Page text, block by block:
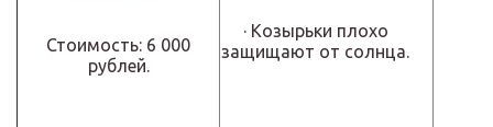
Стоимость: 6 000
рублей.
· Козырьки плохо
защищают от солнца.